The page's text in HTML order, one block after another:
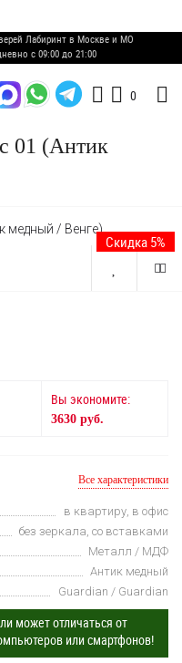
Лабиринт в Москве и МО
с 09:00 до 21:00
0
01 (Антик
Скидка 5%
Вы экономите:
3630 руб.
Все характеристики
в квартиру, в офис
без зеркала, со вставками
Металл / МДФ
Антик медный
Guardian / Guardian
может отличаться от
или смартфонов!